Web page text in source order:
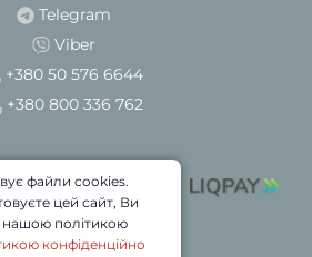
Telegram
Viber
+380 50 576 6644
+380 800 336 762
файли cookies.
цей сайт, Ви
нашою політикою
конфіденційно